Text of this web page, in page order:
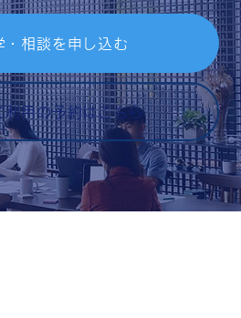
・相談を申し込む
利用の予約はこちら